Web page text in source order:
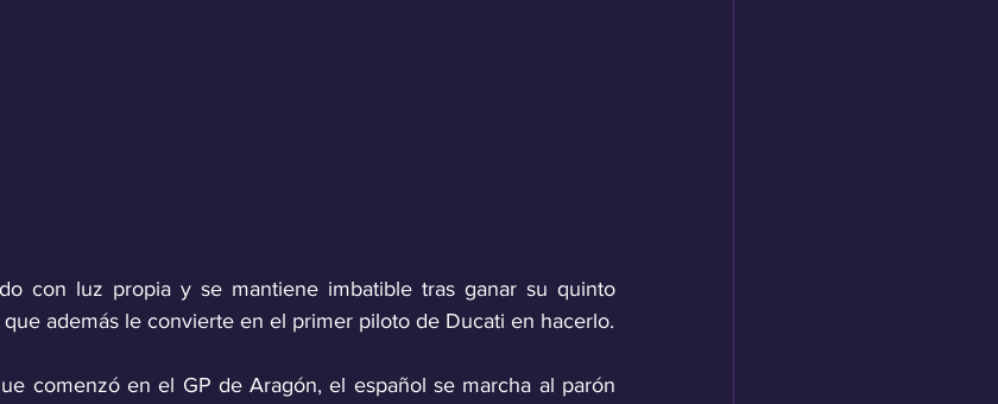
con luz propia y se mantiene imbatible tras ganar su quinto
comenzó en el GP de Aragón, el español se marcha al parón